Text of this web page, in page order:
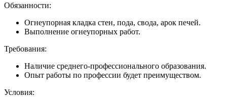
Обязанности:
Огнеупорная кладка стен, пода, свода, арок печей.
Выполнение огнеупорных работ.
Требования:
Наличие среднего-профессионального образования.
Опыт работы по профессии будет преимуществом.
Условия: